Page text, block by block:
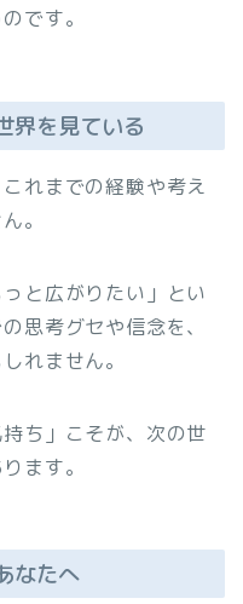
です。
界を見ている
れまでの経験や考え
。
と広がりたい」とい
思考グセや信念を、
れません。
ち」こそが、次の世
ます。
なたへ